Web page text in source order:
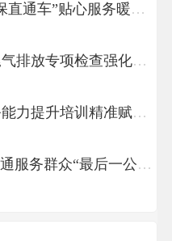
社保服务进万家渝中“参保直通车”贴心服务暖民心
我区开展重型柴油货车尾气排放专项检查强化移动源大气污染治理
开展基层儿童工作者业务能力提升培训精准赋能织密未成年人关爱网
“参保直通车”开进商圈打通服务群众“最后一公里”